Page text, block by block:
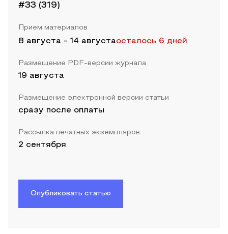
#33 (319)
Прием материалов
8 августа - 14 августаосталось 6 дней
Размещение PDF-версии журнала
19 августа
Размещение электронной версии статьи
сразу после оплаты
Рассылка печатных экземпляров
2 сентября
Опубликовать статью